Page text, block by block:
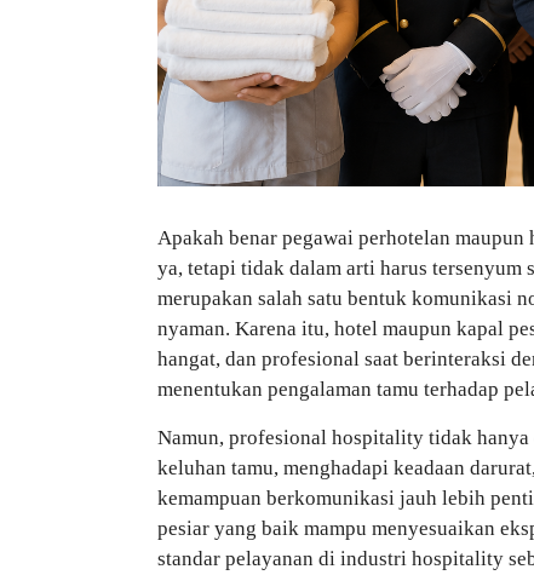
Apakah benar pegawai perhotelan
ya, tetapi tidak dalam arti harus
merupakan salah satu bentuk komunikasi
nyaman. Karena itu, hotel maupun kapal
hangat, dan profesional saat berinteraksi
menentukan pengalaman tamu terhadap
Namun, profesional hospitality tidak
keluhan tamu, menghadapi keadaan
kemampuan berkomunikasi jauh lebih
pesiar yang baik mampu menyesuaikan
standar pelayanan di industri hospitality